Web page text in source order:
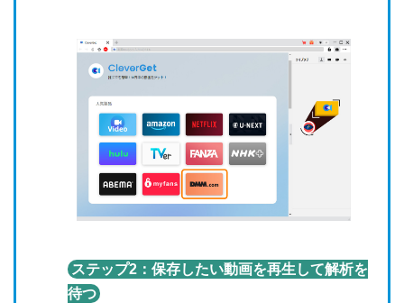
ステップ2：保存したい動画を再生して解析を
待つ